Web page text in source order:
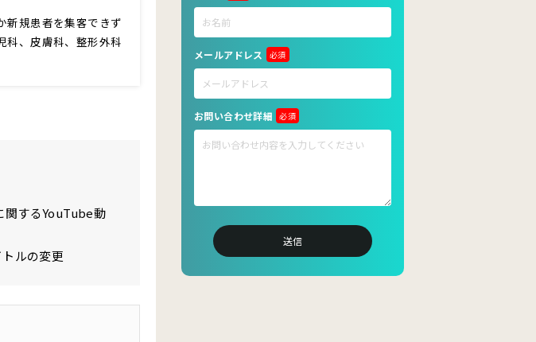
新規患者を集客できず
科、皮膚科、整形外科
関するYouTube動
ルの変更
メールアドレス 必須
お問い合わせ詳細 必須